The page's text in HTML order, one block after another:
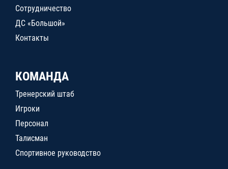
Сотрудничество
ДС «Большой»
Контакты
КОМАНДА
Тренерский штаб
Игроки
Персонал
Талисман
Спортивное руководство